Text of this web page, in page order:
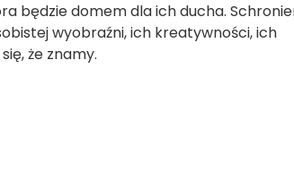
będzie domem dla ich ducha.
wyobraźni, ich kreatywności, ich
że znamy.